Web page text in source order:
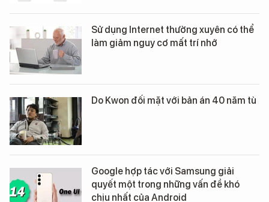
Sử dụng Internet thường xuyên có thể
làm giảm nguy cơ mất trí nhớ
Do Kwon đối mặt với bản án 40 năm tù
Google hợp tác với Samsung giải
quyết một trong những vấn đề khó
chịu nhất của Android